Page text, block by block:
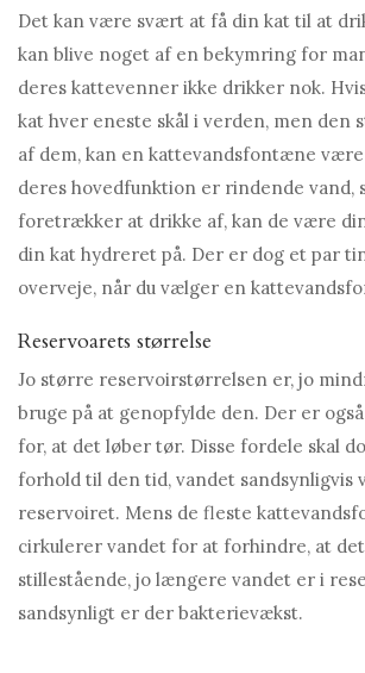
Det kan være svært at få din kat til at
kan blive noget af en bekymring for
deres kattevenner ikke drikker nok.
kat hver eneste skål i verden, men den
af dem, kan en kattevandsfontæne
deres hovedfunktion er rindende vand,
foretrækker at drikke af, kan de være
din kat hydreret på. Der er dog et par
overveje, når du vælger en
Reservoarets størrelse
Jo større reservoirstørrelsen er, jo
bruge på at genopfylde den. Der er
for, at det løber tør. Disse fordele skal
forhold til den tid, vandet sandsynligvis
reservoiret. Mens de fleste
cirkulerer vandet for at forhindre, at
stillestående, jo længere vandet er i
sandsynligt er der bakterievækst.